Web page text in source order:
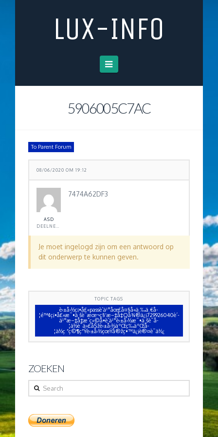
LUX-INFO
Navigation
5906005C7AC
To Parent Forum
08/06/2020 OM 19:12
ASD
7474A62DF3
Je moet ingelogd zijn om een antwoord op
dit onderwerp te kunnen geven.
TOPIC TAGS
è‹±å›½ç¡•å£«passè´­ä¹°åœ£å¤§å«ä¸‰ä¸€å­
¦é™¢ç¡•å£«æ¯•ä¸šè¯æœ¬ç§‘æ–‡å‡­Qå¾®ä¿¡729926040è´­
ä¹°æ–‡å‡­æˆç»©å•è´­ä¹°è‹±å›½æ¯•ä¸šè¯å­
¦ä½è¯ä»£åŠžè‹±å›½äºŒç­‰äºŒå­
¦ä½ç ”ç©¶ç”Ÿè‹±å›½çœŸå®žç•™ä¿¡è®¤è¯ä½¿
ZOEKEN
Search